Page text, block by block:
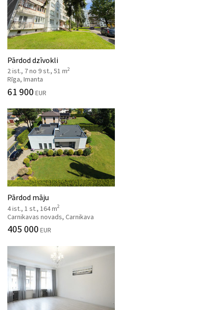
Pārdod dzīvokli
2 ist., 7 no 9 st., 51 m2
Rīga, Imanta
61 900 EUR
Pārdod māju
4 ist., 1 st., 164 m2
Carnikavas novads, Carnikava
405 000 EUR